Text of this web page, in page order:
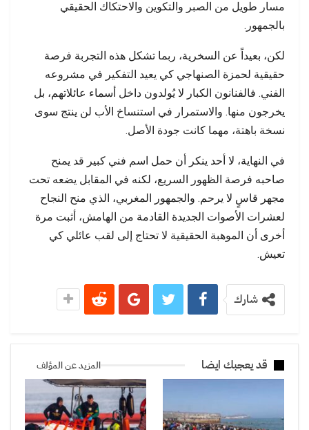
مسار طويل من الصبر والتكوين والاحتكاك الحقيقي
بالجمهور.
لكن، بعيداً عن السخرية، ربما تشكل هذه التجربة فرصة
حقيقية لحمزة الصنهاجي كي يعيد التفكير في مشروعه
الفني. فالفنانون الكبار لا يُولدون داخل أسماء عائلاتهم، بل
يخرجون منها. والاستمرار في استنساخ الأب لن ينتج سوى
نسخة باهتة، مهما كانت جودة الأصل.
في النهاية، لا أحد ينكر أن حمل اسم فني كبير قد يمنح
صاحبه فرصة الظهور السريع، لكنه في المقابل يضعه تحت
مجهر قاسٍ لا يرحم. والجمهور المغربي، الذي منح النجاح
لعشرات الأصوات الجديدة القادمة من الهامش، أثبت مرة
أخرى أن الموهبة الحقيقية لا تحتاج إلى لقب عائلي كي
تعيش.
شارك
قد يعجبك ايضا المزيد عن المؤلف